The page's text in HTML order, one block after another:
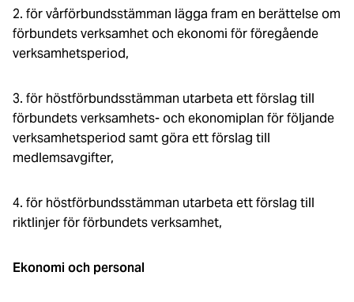
2. för vårförbundsstämman lägga fram en berättelse om
förbundets verksamhet och ekonomi för föregående
verksamhetsperiod,
3. för höstförbundsstämman utarbeta ett förslag till
förbundets verksamhets- och ekonomiplan för följande
verksamhetsperiod samt göra ett förslag till
medlemsavgifter,
4. för höstförbundsstämman utarbeta ett förslag till
riktlinjer för förbundets verksamhet,
Ekonomi och personal